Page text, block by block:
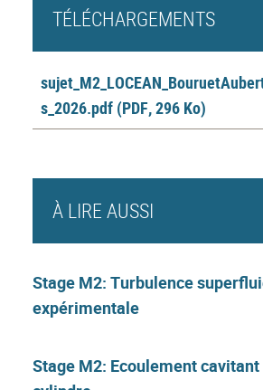
TÉLÉCHARGEMENTS
s_2026.pdf (PDF, 296 Ko)
À LIRE AUSSI
Stage M2: Turbulence
expérimentale
Stage M2: Ecoulement cavitant